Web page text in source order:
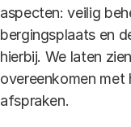
aspecten: veilig
bergingsplaats en
hierbij. We laten
overeenkomen met
afspraken.